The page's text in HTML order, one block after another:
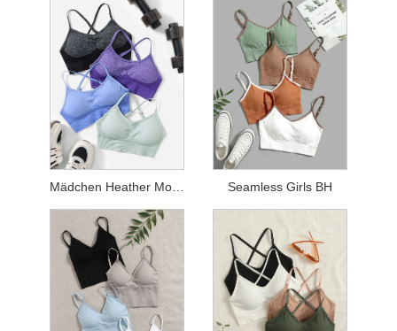
Mädchen Heather Mode BH Seamless Girls BH